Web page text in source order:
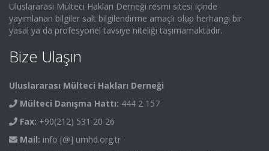
Uluslararası Mülteci Hakları Derneği resmi sitesi içinde
yayımlanan bilgiler salt bilgilendirme amaçlı olup herhangi bir
yasal ya da profesyonel tavsiye niteliği taşımamaktadır.
Bize Ulaşın
Uluslararası Mülteci Hakları Derneği
Mülteci Danışma Hattı: 444 2 157
Fax: +90(212) 531 20 26
Mail: info [@] umhd.org.tr